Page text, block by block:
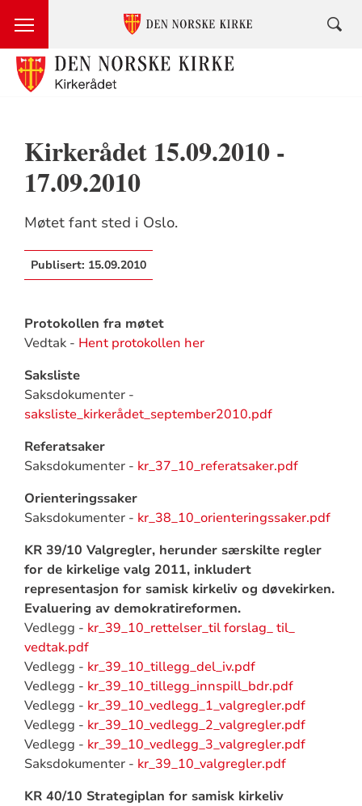
Kirkerådet 15.09.2010 -
17.09.2010
Møtet fant sted i Oslo.
Publisert: 15.09.2010
Protokollen fra møtet
Vedtak - Hent protokollen her
Saksliste
Saksdokumenter -
saksliste_kirkerådet_september2010.pdf
Referatsaker
Saksdokumenter - kr_37_10_referatsaker.pdf
Orienteringssaker
Saksdokumenter - kr_38_10_orienteringssaker.pdf
KR 39/10 Valgregler, herunder særskilte regler
for de kirkelige valg 2011, inkludert
representasjon for samisk kirkeliv og døvekirken.
Evaluering av demokratireformen.
Vedlegg - kr_39_10_rettelser_til forslag_ til_
vedtak.pdf
Vedlegg - kr_39_10_tillegg_del_iv.pdf
Vedlegg - kr_39_10_tillegg_innspill_bdr.pdf
Vedlegg - kr_39_10_vedlegg_1_valgregler.pdf
Vedlegg - kr_39_10_vedlegg_2_valgregler.pdf
Vedlegg - kr_39_10_vedlegg_3_valgregler.pdf
Saksdokumenter - kr_39_10_valgregler.pdf
KR 40/10 Strategiplan for samisk kirkeliv